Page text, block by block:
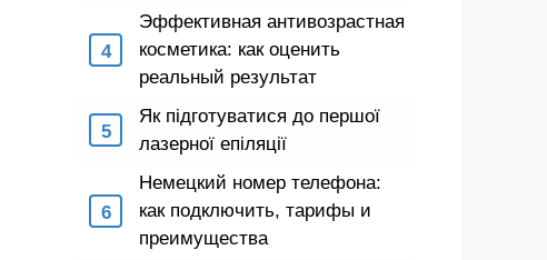
Эффективная антивозрастная
косметика: как оценить
реальный результат
Як підготуватися до першої
лазерної епіляції
Немецкий номер телефона:
как подключить, тарифы и
преимущества